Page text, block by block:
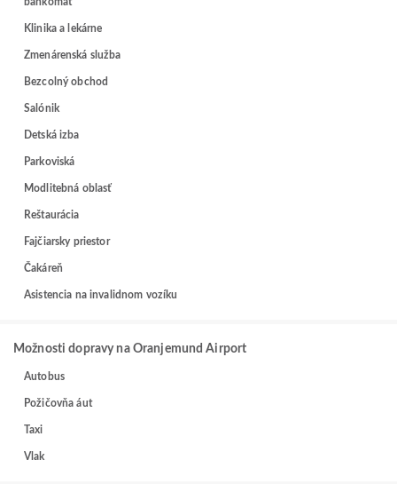
Klinika a lekárne
Zmenárenská služba
Bezcolný obchod
Salónik
Detská izba
Parkoviská
Modlitebná oblasť
Reštaurácia
Fajčiarsky priestor
Čakáreň
Asistencia na invalidnom vozíku
Možnosti dopravy na Oranjemund Airport
Autobus
Požičovňa áut
Taxi
Vlak